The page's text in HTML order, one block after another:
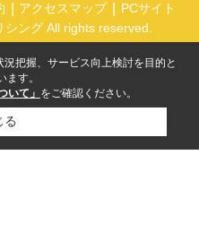
アクセスマップ
PCサイト
ング All rights reserved.
把握、サービス向上検討を目的と
す。
いて」 をご確認ください。
る